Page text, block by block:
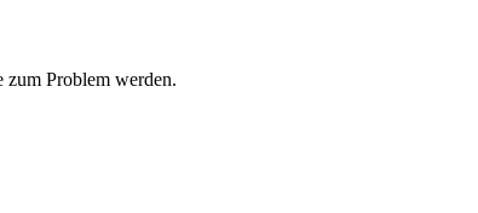
zum Problem werden.